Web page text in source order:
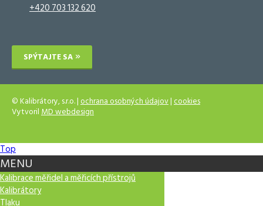
+420 703 132 620
SPÝTAJTE SA
© Kalibrátory, s.r.o. |ochrana osobných údajov|cookies
VytvorilMD webdesign
Top
MENU
Kalibrace měřidel a měřicích přístrojů
Kalibrátory
Tlaku